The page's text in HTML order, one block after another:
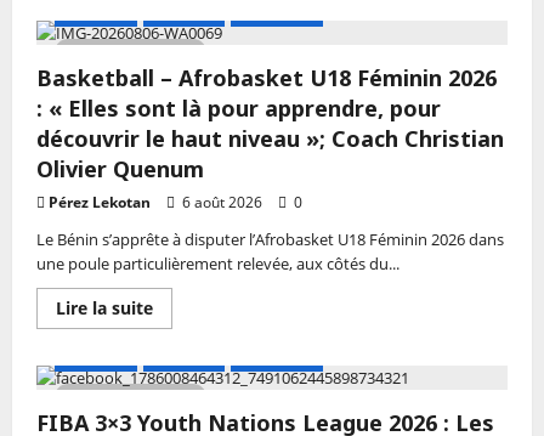
Football
–
Loïc
Champions
League
2026
:
Mord
Sith
et
Bourgeois
leur
position,
le
suspense
reste
entier
dans
poules
C
D
Basketball – Afrobasket U18 Féminin 2026
: « Elles sont là pour apprendre, pour
découvrir le haut niveau »; Coach Christian
Olivier Quenum
Pérez Lekotan 6 août 2026 0
Le Bénin s’apprête à disputer l’Afrobasket U18 Féminin 2026 dans
une poule particulièrement relevée, aux côtés du...
Lire la suiteEn
savoir
Basketball
–
Afrobasket
U18
FIBA 3×3 Youth Nations League 2026 : Les